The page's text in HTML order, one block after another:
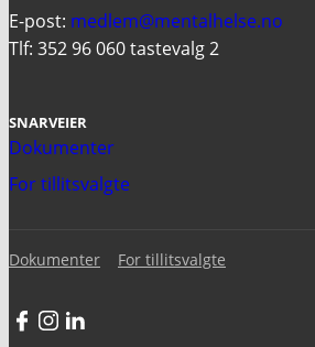
E-post: medlem@mentalhelse.no
Tlf: 352 96 060 tastevalg 2
SNARVEIER
Dokumenter
For tillitsvalgte
Dokumenter For tillitsvalgte